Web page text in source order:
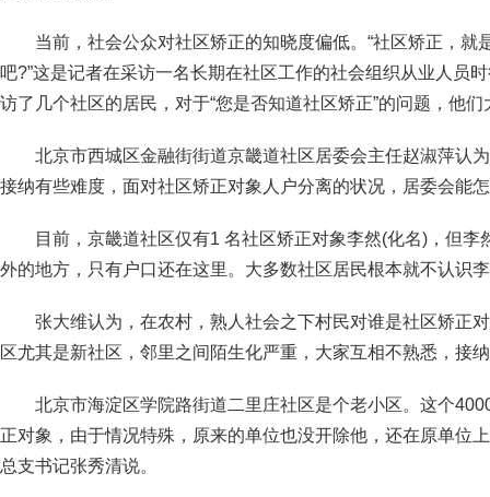
当前，社会公众对社区矫正的知晓度偏低。“社区矫正，就
吧?”这是记者在采访一名长期在社区工作的社会组织从业人员
访了几个社区的居民，对于“您是否知道社区矫正”的问题，他
北京市西城区金融街街道京畿道社区居委会主任赵淑萍认
接纳有些难度，面对社区矫正对象人户分离的状况，居委会能
目前，京畿道社区仅有1 名社区矫正对象李然(化名)，但
外的地方，只有户口还在这里。大多数社区居民根本就不认识
张大维认为，在农村，熟人社会之下村民对谁是社区矫正
区尤其是新社区，邻里之间陌生化严重，大家互相不熟悉，接
北京市海淀区学院路街道二里庄社区是个老小区。这个
正对象，由于情况特殊，原来的单位也没开除他，还在原单位
总支书记张秀清说。